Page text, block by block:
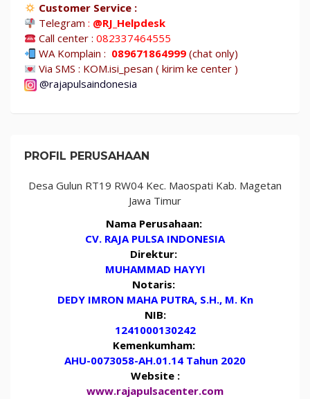
Customer Service :
Telegram: @RJ_Helpdesk
Call center :082337464555
WA Komplain : 089671864999 (chat only)
Via SMS : KOM.isi_pesan ( kirim ke center )
@rajapulsaindonesia
PROFIL PERUSAHAAN
Desa Gulun RT19 RW04 Kec. Maospati Kab. Magetan
Jawa Timur
Nama Perusahaan:
CV. RAJA PULSA INDONESIA
Direktur:
MUHAMMAD HAYYI
Notaris:
DEDY IMRON MAHA PUTRA, S.H., M. Kn
NIB:
1241000130242
Kemenkumham:
AHU-0073058-AH.01.14 Tahun 2020
Website :
www.rajapulsacenter.com